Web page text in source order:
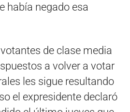
había negado esa
de clase media
a volver a votar
les sigue resultando
el expresidente declaró